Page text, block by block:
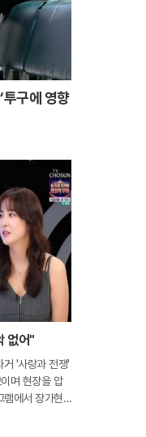
구에 영향
없어"
거 '사랑과 전쟁'
며 현장을 압
에서 장가현
즉석 연기 대